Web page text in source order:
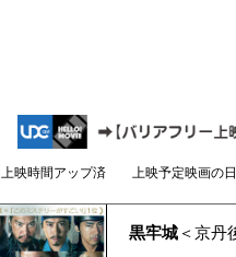
上映時間アップ済 上映予定映画の日
黒牢城 ＜京丹